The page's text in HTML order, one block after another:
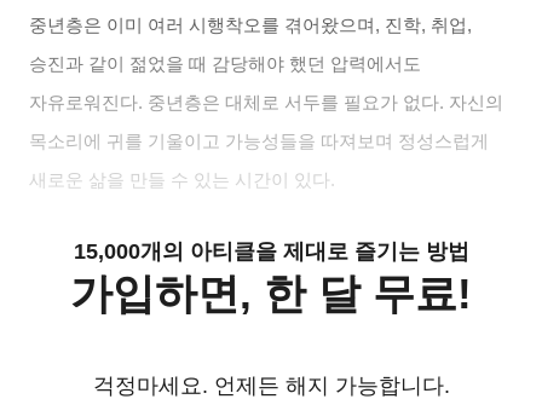
중년층은 이미 여러 시행착오를 겪어왔으며, 진학, 취업,
승진과 같이 젊었을 때 감당해야 했던 압력에서도
자유로워진다. 중년층은 대체로 서두를 필요가 없다. 자신의
목소리에 귀를 기울이고 가능성들을 따져보며 정성스럽게
새로운 삶을 만들 수 있는 시간이 있다.
15,000개의 아티클을 제대로 즐기는 방법
가입하면, 한 달 무료!
걱정마세요. 언제든 해지 가능합니다.